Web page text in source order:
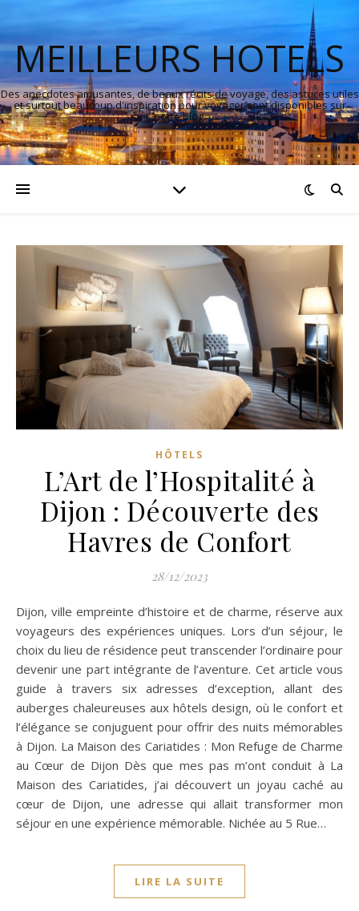
MEILLEURS HOTELS
Des anecdotes amusantes, de beaux récits de voyage, des astuces utiles
et surtout beaucoup d'inspiration pour voyager sont disponibles sur
notre blog.
HÔTELS
L’Art de l’Hospitalité à
Dijon : Découverte des
Havres de Confort
28/12/2023
Dijon, ville empreinte d’histoire et de charme, réserve aux
voyageurs des expériences uniques. Lors d’un séjour, le
choix du lieu de résidence peut transcender l’ordinaire pour
devenir une part intégrante de l’aventure. Cet article vous
guide à travers six adresses d’exception, allant des
auberges chaleureuses aux hôtels design, où le confort et
l’élégance se conjuguent pour offrir des nuits mémorables
à Dijon. La Maison des Cariatides : Mon Refuge de Charme
au Cœur de Dijon Dès que mes pas m’ont conduit à La
Maison des Cariatides, j’ai découvert un joyau caché au
cœur de Dijon, une adresse qui allait transformer mon
séjour en une expérience mémorable. Nichée au 5 Rue…
LIRE LA SUITE